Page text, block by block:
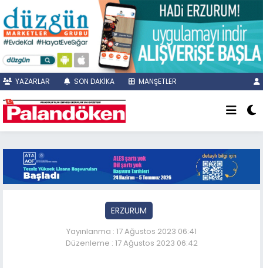
YAZARLAR SON DAKİKA MANŞETLER
ERZURUM
Yayınlanma : 17 Ağustos 2023 06:41
Düzenleme : 17 Ağustos 2023 06:42